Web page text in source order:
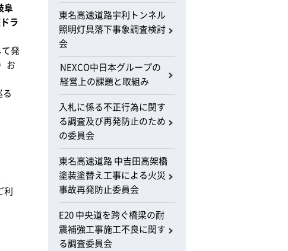
阜
ラ
発
お
利
東名高速道路宇利トンネル
照明灯具落下事象調査検討
会
NEXCO中日本グループの
経営上の課題と取組み
入札に係る不正行為に関す
る調査及び再発防止のため
の委員会
東名高速道路 中吉田高架橋
塗装塗替え工事による火災
事故再発防止委員会
E20 中央道を跨ぐ橋梁の耐
震補強工事施工不良に関す
る調査委員会